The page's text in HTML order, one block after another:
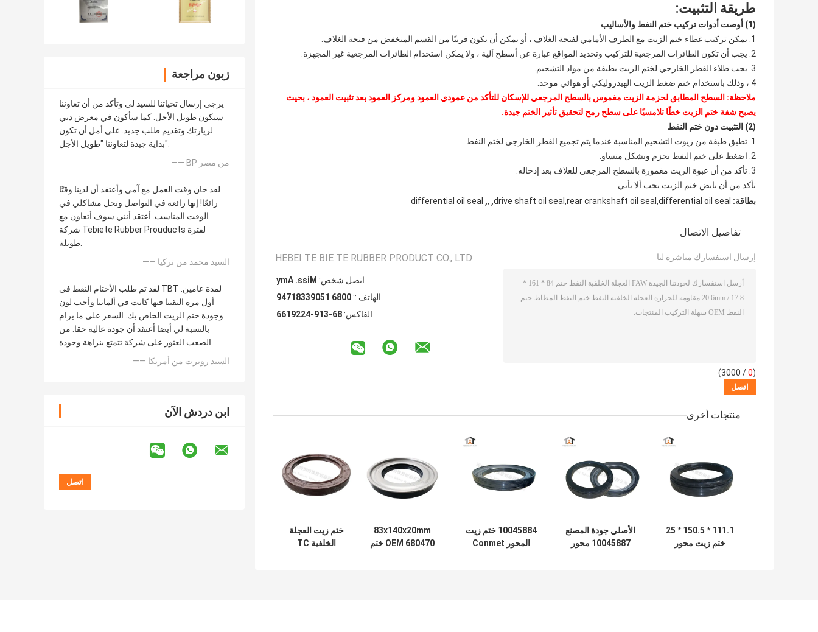
زبون مراجعة
يرجى إرسال تحياتنا للسيد لي وتأكد من أن تعاوننا
سيكون طويل الأجل. كما سأكون في معرض دبي
لزيارتك وتقديم طلب جديد. على أمل أن تكون
بداية جيدة لتعاوننا "طويل الأجل".
—— BP من مصر
لقد حان وقت العمل مع آمي وأعتقد أن لدينا وقتًا
رائعًا! إنها رائعة في التواصل وتحل مشاكلي في
الوقت المناسب. أعتقد أنني سوف أتعاون مع
شركة Tebiete Rubber Prouducts لفترة
طويلة.
—— السيد محمد من تركيا
لقد تم طلب الأختام النفط في TBT لمدة عامين.
أول مرة التقينا فيها كانت في ألمانيا وأحب لون
وجودة ختم الزيت الخاص بك. السعر على ما يرام
بالنسبة لي أيضا أعتقد أن جودة عالية حقا. من
الصعب العثور على شركة تتمتع بنزاهة وجودة.
—— السيد روبرت من أمريكا
ابن دردش الآن
طريقة التثبيت:
(1) أوصت أدوات تركيب ختم النفط والأساليب
1. يمكن تركيب غطاء ختم الزيت مع الطرف الأمامي لفتحة الغلاف ، أو يمكن أن يكون قريبًا من القسم المنخفض من فتحة الغلاف.
2. يجب أن تكون الطائرات المرجعية للتركيب وتحديد المواقع عبارة عن أسطح آلية ، ولا يمكن استخدام الطائرات المرجعية غير المجهزة.
3. يجب طلاء القطر الخارجي لختم الزيت بطبقة من مواد التشحيم.
4 ، وذلك باستخدام ختم ضغط الزيت الهيدروليكي أو هوائي موحد.
ملاحظة: السطح المطابق لحزمة الزيت مغموس بالسطح المرجعي للإسكان للتأكد من عمودي العمود ومركز العمود بعد تثبيت العمود ، بحيث
يصبح شفة ختم الزيت خطًا تلامسيًا على سطح رمح لتحقيق تأثير الختم جيدة.
(2) التثبيت دون ختم النفط
1. تطبق طبقة من زيوت التشحيم المناسبة عندما يتم تجميع القطر الخارجي لختم النفط
2. اضغط على ختم النفط بحزم وبشكل متساو.
3. تأكد من أن عبوة الزيت مغمورة بالسطح المرجعي للغلاف بعد إدخاله.
تأكد من أن نابض ختم الزيت يجب ألا يأتي.
بطاقة: drive shaft oil seal,rear crankshaft oil seal,differential oil seal
,
,
,
differential oil seal
تفاصيل الاتصال
HEBEI TE BIE TE RUBBER PRODUCT CO., LTD.
اتصل شخص: Miss. Amy
الهاتف :: 0086 15093381749
الفاكس: 86-319-4229166
إرسال استفسارك مباشرة لنا
(
0
/ 3000)
منتجات أخرى
111.1 * 150.5 * 25
ختم زيت محور
الأصلي جودة المصنع
10045887 محور
10045884 ختم زيت
المحور Conmet
83x140x20mm
OEM 680470 ختم
ختم زيت العجلة
الخلفية TC